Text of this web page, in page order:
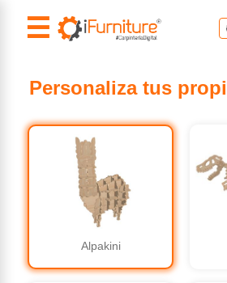
☰
Personaliza tus
Alpakini